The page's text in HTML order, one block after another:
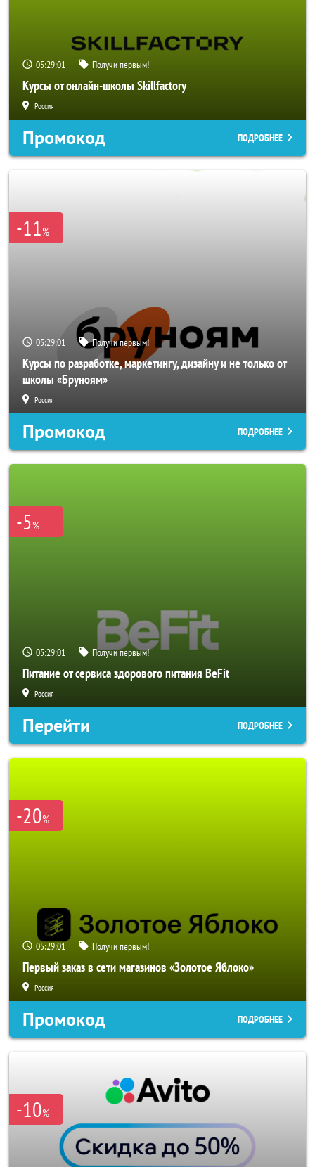
05:28:59 Получи первым!
Курсы от онлайн-школы Skillfactory
Россия
Промокод ПОДРОБНЕЕ
-11%
05:28:59 Получи первым!
Курсы по разработке, маркетингу, дизайну и не только от
школы «Бруноям»
Россия
Промокод ПОДРОБНЕЕ
-5%
05:28:59 Получи первым!
Питание от сервиса здорового питания BeFit
Россия
Перейти ПОДРОБНЕЕ
-20%
05:28:59 Получи первым!
Первый заказ в сети магазинов «Золотое Яблоко»
Россия
Промокод ПОДРОБНЕЕ
-10%